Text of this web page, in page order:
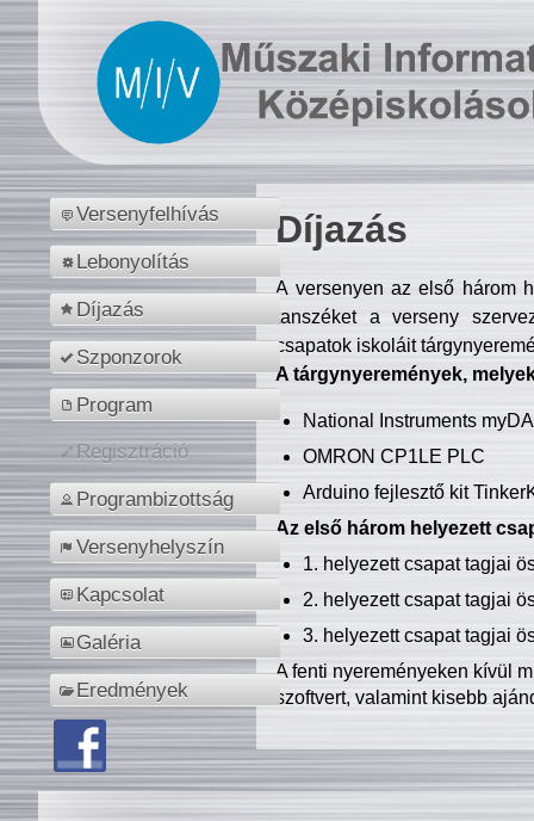
Versenyfelhívás
Lebonyolítás
Díjazás
Szponzorok
Program
Regisztráció
Programbizottság
Versenyhelyszín
Kapcsolat
Galéria
Eredmények
Díjazás
A versenyen az első három
tanszéket a verseny
csapatok iskoláit
A tárgynyeremények,
National Instruments
OMRON CP1LE PLC
Arduino fejlesztő kit
Az első három helyezett
1. helyezett csapat tagjai
2. helyezett csapat tagjai
3. helyezett csapat tagjai
A fenti nyereményeken kívül
szoftvert, valamint kisebb